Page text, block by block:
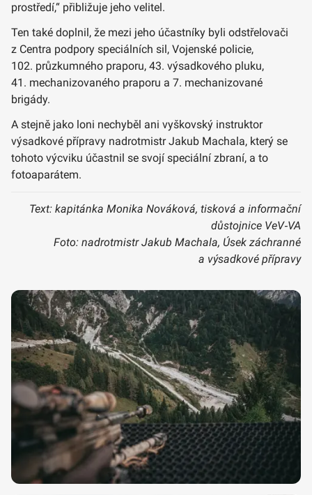
prostředí,“ přibližuje jeho velitel.
Ten také doplnil, že mezi jeho účastníky byli odstřelovači
z Centra podpory speciálních sil, Vojenské policie,
102. průzkumného praporu, 43. výsadkového pluku,
41. mechanizovaného praporu a 7. mechanizované
brigády.
A stejně jako loni nechyběl ani vyškovský instruktor
výsadkové přípravy nadrotmistr Jakub Machala, který se
tohoto výcviku účastnil se svojí speciální zbraní, a to
fotoaparátem.
Text: kapitánka Monika Nováková, tisková a informační
důstojnice VeV‑VA
Foto: nadrotmistr Jakub Machala, Úsek záchranné
a výsadkové přípravy